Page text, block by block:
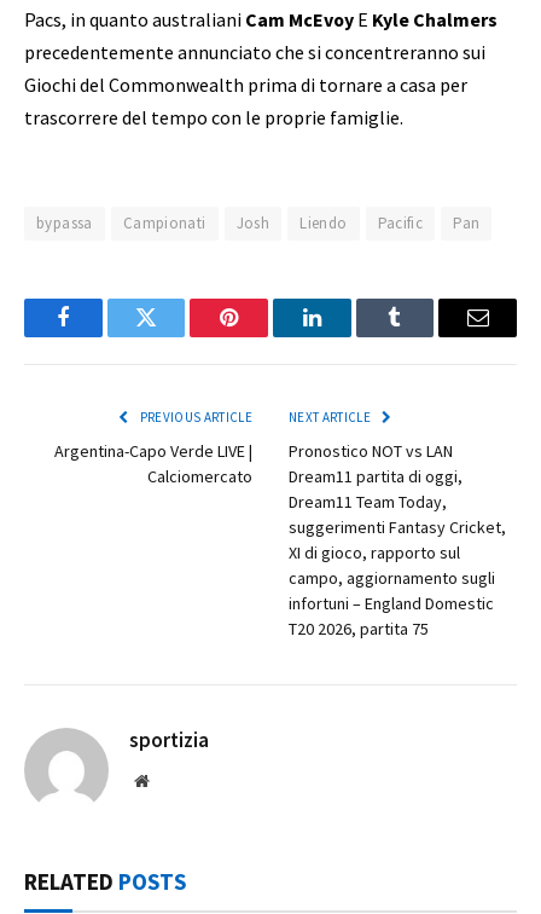
Pacs, in quanto australiani Cam McEvoy E Kyle Chalmers
precedentemente annunciato che si concentreranno sui
Giochi del Commonwealth prima di tornare a casa per
trascorrere del tempo con le proprie famiglie.
bypassa Campionati Josh Liendo Pacific Pan
FacebookTwitter Pinterest LinkedInTumblr Email
PREVIOUS ARTICLE
Argentina-Capo Verde LIVE |
Calciomercato
NEXT ARTICLE
Pronostico NOT vs LAN
Dream11 partita di oggi,
Dream11 Team Today,
suggerimenti Fantasy Cricket,
XI di gioco, rapporto sul
campo, aggiornamento sugli
infortuni – England Domestic
T20 2026, partita 75
sportizia
Website
RELATED POSTS